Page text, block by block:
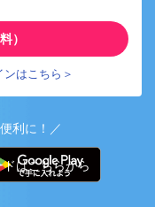
）
はこちら＞
利に！／
はこちらから